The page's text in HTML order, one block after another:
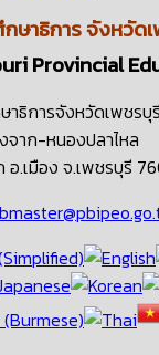
ษาธิการจังหวัด
Provincial
าธิการจังหวัดเพชรบุรี
จาก-หนองปลาไหล
อ.เมือง จ.เพชรบุรี